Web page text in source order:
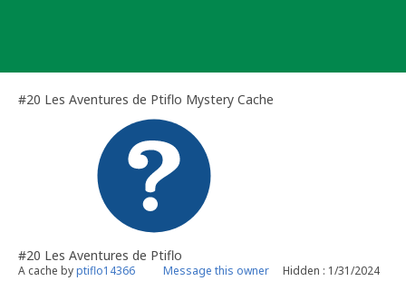
#20 Les Aventures de Ptiflo Mystery Cache
#20 Les Aventures de Ptiflo
A cache byptiflo14366 Message this owner Hidden : 1/31/2024